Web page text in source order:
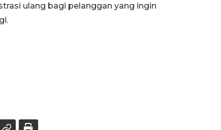
ulang bagi pelanggan yang ingin